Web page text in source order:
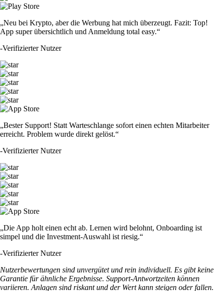
„Neu bei Krypto, aber die Werbung hat mich überzeugt. Fazit: Top!
App super übersichtlich und Anmeldung total easy.“
-Verifizierter Nutzer
„Bester Support! Statt Warteschlange sofort einen echten Mitarbeiter
erreicht. Problem wurde direkt gelöst.“
-Verifizierter Nutzer
„Die App holt einen echt ab. Lernen wird belohnt, Onboarding ist
simpel und die Investment-Auswahl ist riesig.“
-Verifizierter Nutzer
Nutzerbewertungen sind unvergütet und rein individuell. Es gibt keine
Garantie für ähnliche Ergebnisse. Support-Antwortzeiten können
variieren. Anlagen sind riskant und der Wert kann steigen oder fallen.